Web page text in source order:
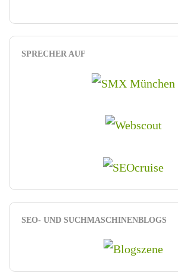
SPRECHER AUF
SEO- UND SUCHMASCHINENBLOGS